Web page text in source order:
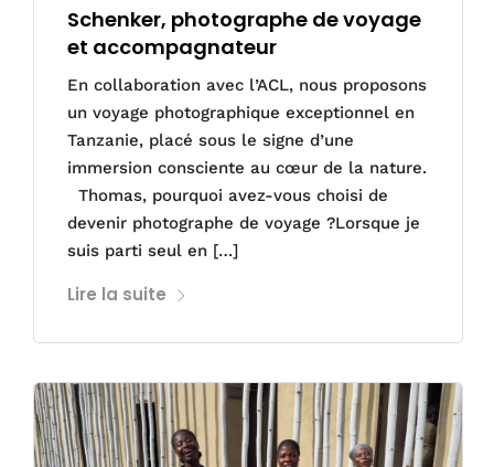
Schenker, photographe de voyage
et accompagnateur
En collaboration avec l’ACL, nous proposons
un voyage photographique exceptionnel en
Tanzanie, placé sous le signe d’une
immersion consciente au cœur de la nature.
Thomas, pourquoi avez-vous choisi de
devenir photographe de voyage ?Lorsque je
suis parti seul en […]
Lire la suite